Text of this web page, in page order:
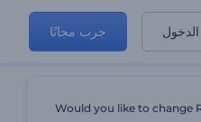
جرب مجانًا
Would you like to change